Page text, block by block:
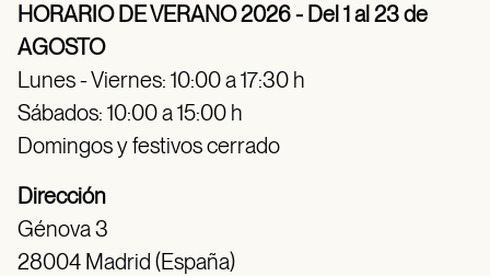
HORARIO DE VERANO 2026 - Del 1 al 23 de
AGOSTO
Lunes - Viernes: 10:00 a 17:30 h
Sábados: 10:00 a 15:00 h
Domingos y festivos cerrado
Dirección
Génova 3
28004 Madrid (España)